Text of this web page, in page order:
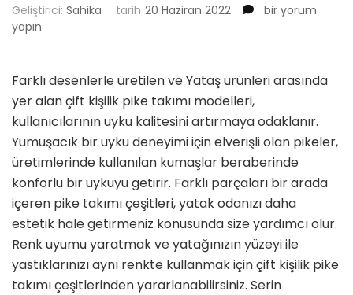
Geliştirici: Sahika tarih 20 Haziran 2022
Çift
Kullanarak
Deneyimine
Ulaşın
için
bir yorum
yapın
Farklı desenlerle üretilen ve Yataş ürünleri arasında
yer alan çift kişilik pike takımı modelleri,
kullanıcılarının uyku kalitesini artırmaya odaklanır.
Yumuşacık bir uyku deneyimi için elverişli olan pikeler,
üretimlerinde kullanılan kumaşlar beraberinde
konforlu bir uykuyu getirir. Farklı parçaları bir arada
içeren pike takımı çeşitleri, yatak odanızı daha
estetik hale getirmeniz konusunda size yardımcı olur.
Renk uyumu yaratmak ve yatağınızın yüzeyi ile
yastıklarınızı aynı renkte kullanmak için çift kişilik pike
takımı çeşitlerinden yararlanabilirsiniz. Serin